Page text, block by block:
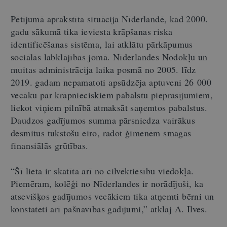
Pētījumā aprakstīta situācija Nīderlandē, kad 2000.
gadu sākumā tika ieviesta krāpšanas riska
identificēšanas sistēma, lai atklātu pārkāpumus
sociālās labklājības jomā. Nīderlandes Nodokļu un
muitas administrācija laika posmā no 2005. līdz
2019. gadam nepamatoti apsūdzēja aptuveni 26 000
vecāku par krāpnieciskiem pabalstu pieprasījumiem,
liekot viņiem pilnībā atmaksāt saņemtos pabalstus.
Daudzos gadījumos summa pārsniedza vairākus
desmitus tūkstošu eiro, radot ģimenēm smagas
finansiālās grūtības.
“Šī lieta ir skatīta arī no cilvēktiesību viedokļa.
Piemēram, kolēģi no Nīderlandes ir norādījuši, ka
atsevišķos gadījumos vecākiem tika atņemti bērni un
konstatēti arī pašnāvības gadījumi,” atklāj A. Ilves.